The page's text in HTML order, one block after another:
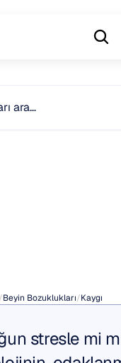
ara…
/Beyin Bozuklukları/Kaygı
stresle mi